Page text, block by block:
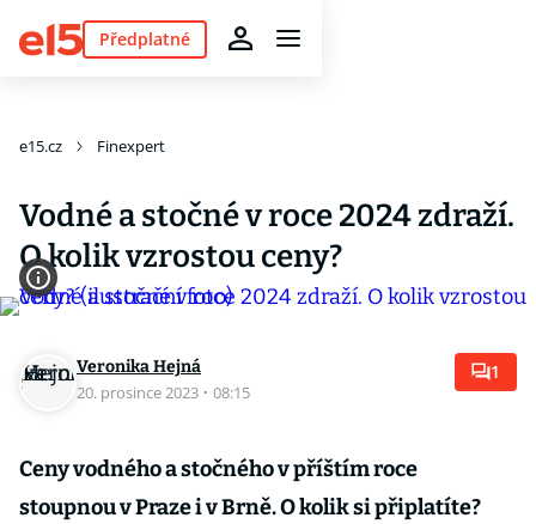
Předplatné
e15.cz Finexpert
Vodné a stočné v roce 2024 zdraží.
O kolik vzrostou ceny?
Veronika Hejná
20. prosince 2023 · 08:15
1
Ceny vodného a stočného v příštím roce
stoupnou v Praze i v Brně. O kolik si připlatíte?